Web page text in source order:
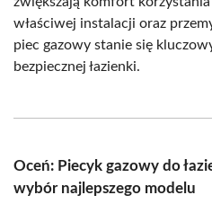
właściwej instalacji oraz
piec gazowy stanie się
bezpiecznej łazienki.
Oceń: Piecyk gazowy do
wybór najlepszego modelu